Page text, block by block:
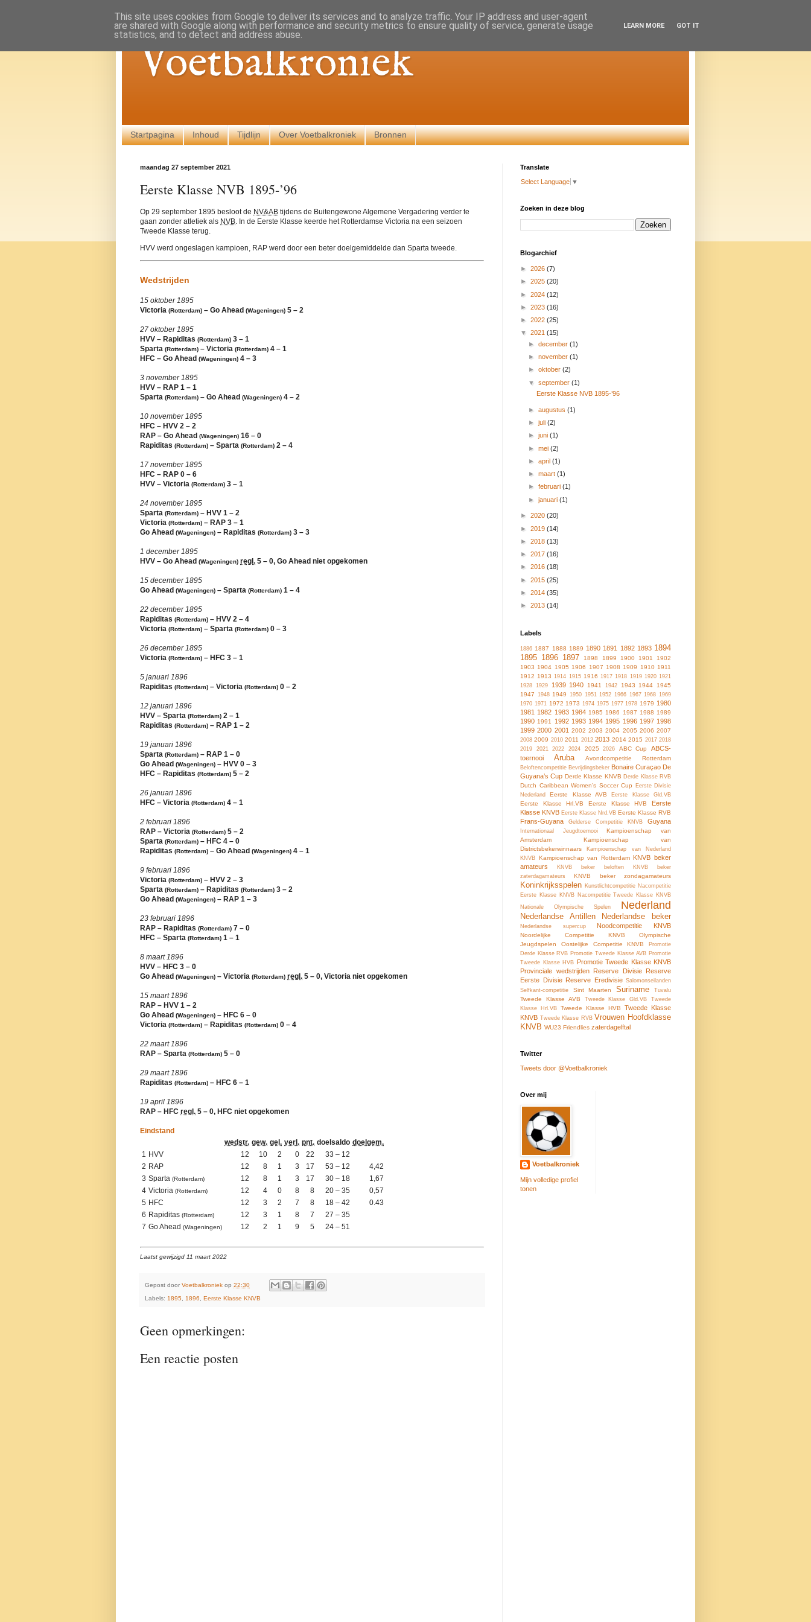
Voetbalkroniek
Startpagina Inhoud Tijdlijn Over Voetbalkroniek Bronnen
maandag 27 september 2021
Eerste Klasse NVB 1895-’96
Op 29 september 1895 besloot de NV&AB tijdens de Buitengewone Algemene Vergadering verder te
gaan zonder atletiek als NVB. In de Eerste Klasse keerde het Rotterdamse Victoria na een seizoen
Tweede Klasse terug.
HVV werd ongeslagen kampioen, RAP werd door een beter doelgemiddelde dan Sparta tweede.
Wedstrijden
15 oktober 1895
Victoria (Rotterdam) – Go Ahead (Wageningen) 5 – 2
27 oktober 1895
HVV – Rapiditas (Rotterdam) 3 – 1
Sparta (Rotterdam) – Victoria (Rotterdam) 4 – 1
HFC – Go Ahead (Wageningen) 4 – 3
3 november 1895
HVV – RAP 1 – 1
Sparta (Rotterdam) – Go Ahead (Wageningen) 4 – 2
10 november 1895
HFC – HVV 2 – 2
RAP – Go Ahead (Wageningen) 16 – 0
Rapiditas (Rotterdam) – Sparta (Rotterdam) 2 – 4
17 november 1895
HFC – RAP 0 – 6
HVV – Victoria (Rotterdam) 3 – 1
24 november 1895
Sparta (Rotterdam) – HVV 1 – 2
Victoria (Rotterdam) – RAP 3 – 1
Go Ahead (Wageningen) – Rapiditas (Rotterdam) 3 – 3
1 december 1895
HVV – Go Ahead (Wageningen) regl. 5 – 0, Go Ahead niet opgekomen
15 december 1895
Go Ahead (Wageningen) – Sparta (Rotterdam) 1 – 4
22 december 1895
Rapiditas (Rotterdam) – HVV 2 – 4
Victoria (Rotterdam) – Sparta (Rotterdam) 0 – 3
26 december 1895
Victoria (Rotterdam) – HFC 3 – 1
5 januari 1896
Rapiditas (Rotterdam) – Victoria (Rotterdam) 0 – 2
12 januari 1896
HVV – Sparta (Rotterdam) 2 – 1
Rapiditas (Rotterdam) – RAP 1 – 2
19 januari 1896
Sparta (Rotterdam) – RAP 1 – 0
Go Ahead (Wageningen) – HVV 0 – 3
HFC – Rapiditas (Rotterdam) 5 – 2
26 januari 1896
HFC – Victoria (Rotterdam) 4 – 1
2 februari 1896
RAP – Victoria (Rotterdam) 5 – 2
Sparta (Rotterdam) – HFC 4 – 0
Rapiditas (Rotterdam) – Go Ahead (Wageningen) 4 – 1
9 februari 1896
Victoria (Rotterdam) – HVV 2 – 3
Sparta (Rotterdam) – Rapiditas (Rotterdam) 3 – 2
Go Ahead (Wageningen) – RAP 1 – 3
23 februari 1896
RAP – Rapiditas (Rotterdam) 7 – 0
HFC – Sparta (Rotterdam) 1 – 1
8 maart 1896
HVV – HFC 3 – 0
Go Ahead (Wageningen) – Victoria (Rotterdam) regl. 5 – 0, Victoria niet opgekomen
15 maart 1896
RAP – HVV 1 – 2
Go Ahead (Wageningen) – HFC 6 – 0
Victoria (Rotterdam) – Rapiditas (Rotterdam) 0 – 4
22 maart 1896
RAP – Sparta (Rotterdam) 5 – 0
29 maart 1896
Rapiditas (Rotterdam) – HFC 6 – 1
19 april 1896
RAP – HFC regl. 5 – 0, HFC niet opgekomen
Eindstand
wedstr. gew. gel. verl. pnt. doelsaldo doelgem.
1 HVV 12 10 2 0 22
33 – 12
2 RAP 12 8 1 3 17 53 – 12
4,42
3 Sparta (Rotterdam) 12 8 1 3 17 30 – 18
1,67
4 Victoria (Rotterdam) 12 4 0 8 8 20 – 35
0,57
5 HFC 12 3 2 7 8 18 – 42
0.43
6 Rapiditas (Rotterdam) 12 3 1 8 7
27 – 35
7 Go Ahead (Wageningen) 12 2 1 9 5 24 – 51
Laatst gewijzigd 11 maart 2022
Gepost door Voetbalkroniek op 22:30
Labels: 1895, 1896, Eerste Klasse KNVB
Geen opmerkingen:
Een reactie posten
Translate
Select Language ▼
Zoeken in deze blog
Blogarchief
► 2026 (7)
► 2025 (20)
► 2024 (12)
► 2023 (16)
► 2022 (25)
▼ 2021 (15)
►december(1)
►november(1)
►oktober(2)
▼september(1)
Eerste Klasse NVB 1895-’96
►augustus(1)
►juli(2)
►juni(1)
►mei(2)
►april(1)
►maart(1)
►februari(1)
►januari(1)
► 2020 (20)
► 2019 (14)
► 2018 (13)
► 2017 (16)
► 2016 (18)
► 2015 (25)
► 2014 (35)
► 2013 (14)
Labels
1886 1887 1888 1889 1890 1891 1892 1893 1894
1895 1896 1897 1898 1899 1900 1901
1902
1903 1904 1905 1906 1907 1908 1909 1910 1911
1912 1913 1914 1915 1916 1917 1918 1919 1920 1921
1928
1929 1939 1940 1941 1942 1943 1944
1945
1947
1948 1949 1950 1951 1952 1966 1967 1968 1969
1970 1971 1972 1973 1974 1975 1977 1978 1979 1980
1981 1982 1983 1984 1985 1986 1987 1988 1989
1990 1991 1992 1993 1994 1995 1996 1997 1998
1999 2000 2001 2002 2003 2004 2005 2006 2007
2008 2009 2010 2011 2012 2013 2014 2015 2017 2018
2019
2021 2022 2024 2025 2026 ABC Cup
ABCS-
toernooi
Aruba Avondcompetitie Rotterdam
Beloftencompetitie Bevrijdingsbeker Bonaire Curaçao De
Guyana’s Cup Derde Klasse KNVB Derde Klasse RVB
Dutch Caribbean Women’s Soccer Cup Eerste Divisie
Nederland
Eerste Klasse AVB Eerste Klasse Gld.VB
Eerste Klasse Hrl.VB Eerste Klasse HVB
Eerste
Klasse KNVB Eerste Klasse Nrd.VB Eerste Klasse RVB
Frans-Guyana Gelderse Competitie KNVB Guyana
Internationaal Jeugdtoernooi
Kampioenschap van
Amsterdam
Kampioenschap van
Districtsbekerwinnaars
Kampioenschap van Nederland
KNVB Kampioenschap van Rotterdam KNVB beker
amateurs
KNVB beker beloften
KNVB beker
zaterdagamateurs
KNVB beker zondagamateurs
Koninkrijksspelen Kunstlichtcompetitie Nacompetitie
Eerste Klasse KNVB
Nacompetitie Tweede Klasse KNVB
Nationale Olympische Spelen
Nederland
Nederlandse Antillen Nederlandse beker
Nederlandse supercup Noodcompetitie KNVB
Noordelijke Competitie KNVB
Olympische
Jeugdspelen
Oostelijke Competitie KNVB
Promotie
Derde Klasse RVB Promotie Tweede Klasse AVB Promotie
Tweede Klasse HVB Promotie Tweede Klasse KNVB
Provinciale wedstrijden
Reserve Divisie
Reserve
Eerste Divisie Reserve Eredivisie Salomonseilanden
Selfkant-competitie
Sint Maarten Suriname Tuvalu
Tweede Klasse AVB Tweede Klasse Gld.VB
Tweede
Klasse Hrl.VB Tweede Klasse HVB
Tweede Klasse
KNVB Tweede Klasse RVB Vrouwen Hoofdklasse
KNVB WU23 Friendlies zaterdagelftal
Twitter
Tweets door @Voetbalkroniek
Over mij
Voetbalkroniek
Mijn volledige profiel
tonen
This site uses cookies from Google to deliver its services and to analyze traffic. Your IP address and user-agent
are shared with Google along with performance and security metrics to ensure quality of service, generate usage
statistics, and to detect and address abuse.
LEARN MORE GOT IT